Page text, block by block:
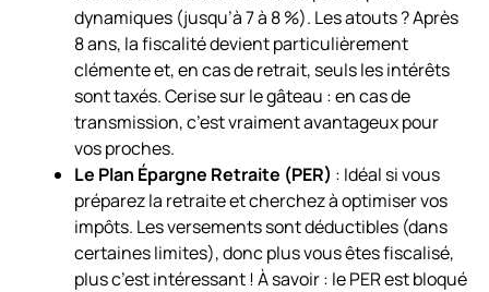
dynamiques (jusqu’à 7 à 8 %). Les atouts ? Après
8 ans, la fiscalité devient particulièrement
clémente et, en cas de retrait, seuls les intérêts
sont taxés. Cerise sur le gâteau : en cas de
transmission, c’est vraiment avantageux pour
vos proches.
Le Plan Épargne Retraite (PER) : Idéal si vous
préparez la retraite et cherchez à optimiser vos
impôts. Les versements sont déductibles (dans
certaines limites), donc plus vous êtes fiscalisé,
plus c’est intéressant ! À savoir : le PER est bloqué